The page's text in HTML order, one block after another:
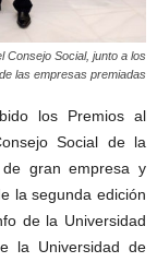
Consejo Social, junto a los
las empresas premiadas
los Premios al
Social de la
gran empresa y
la segunda edición
de la Universidad
la Universidad de